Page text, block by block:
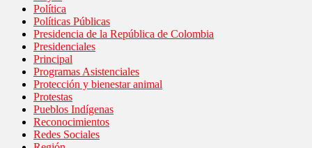
Política
Políticas Públicas
Presidencia de la República de Colombia
Presidenciales
Principal
Programas Asistenciales
Protección y bienestar animal
Protestas
Pueblos Indígenas
Reconocimientos
Redes Sociales